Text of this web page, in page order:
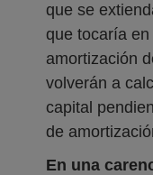
que se
que tocaría
amortización
volverán a
capital
de
En una